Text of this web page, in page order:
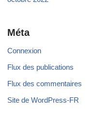
Méta
Connexion
Flux des publications
Flux des commentaires
Site de WordPress-FR